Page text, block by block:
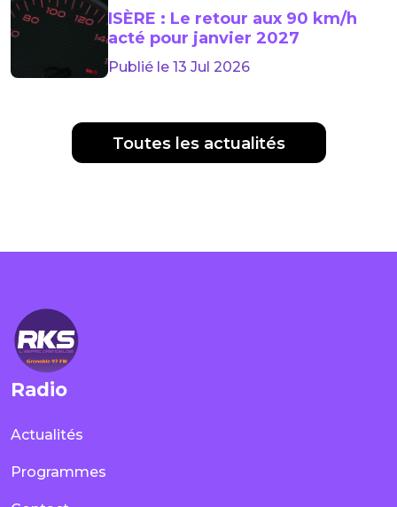
ISÈRE : Le retour aux 90 km/h
acté pour janvier 2027
Publié le 13 Jul 2026
Toutes les actualités
Radio
Actualités
Programmes